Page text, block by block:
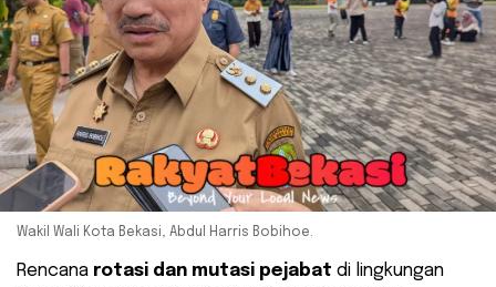
Wakil Wali Kota Bekasi, Abdul Harris Bobihoe.
Rencana rotasi dan mutasi pejabat di lingkungan